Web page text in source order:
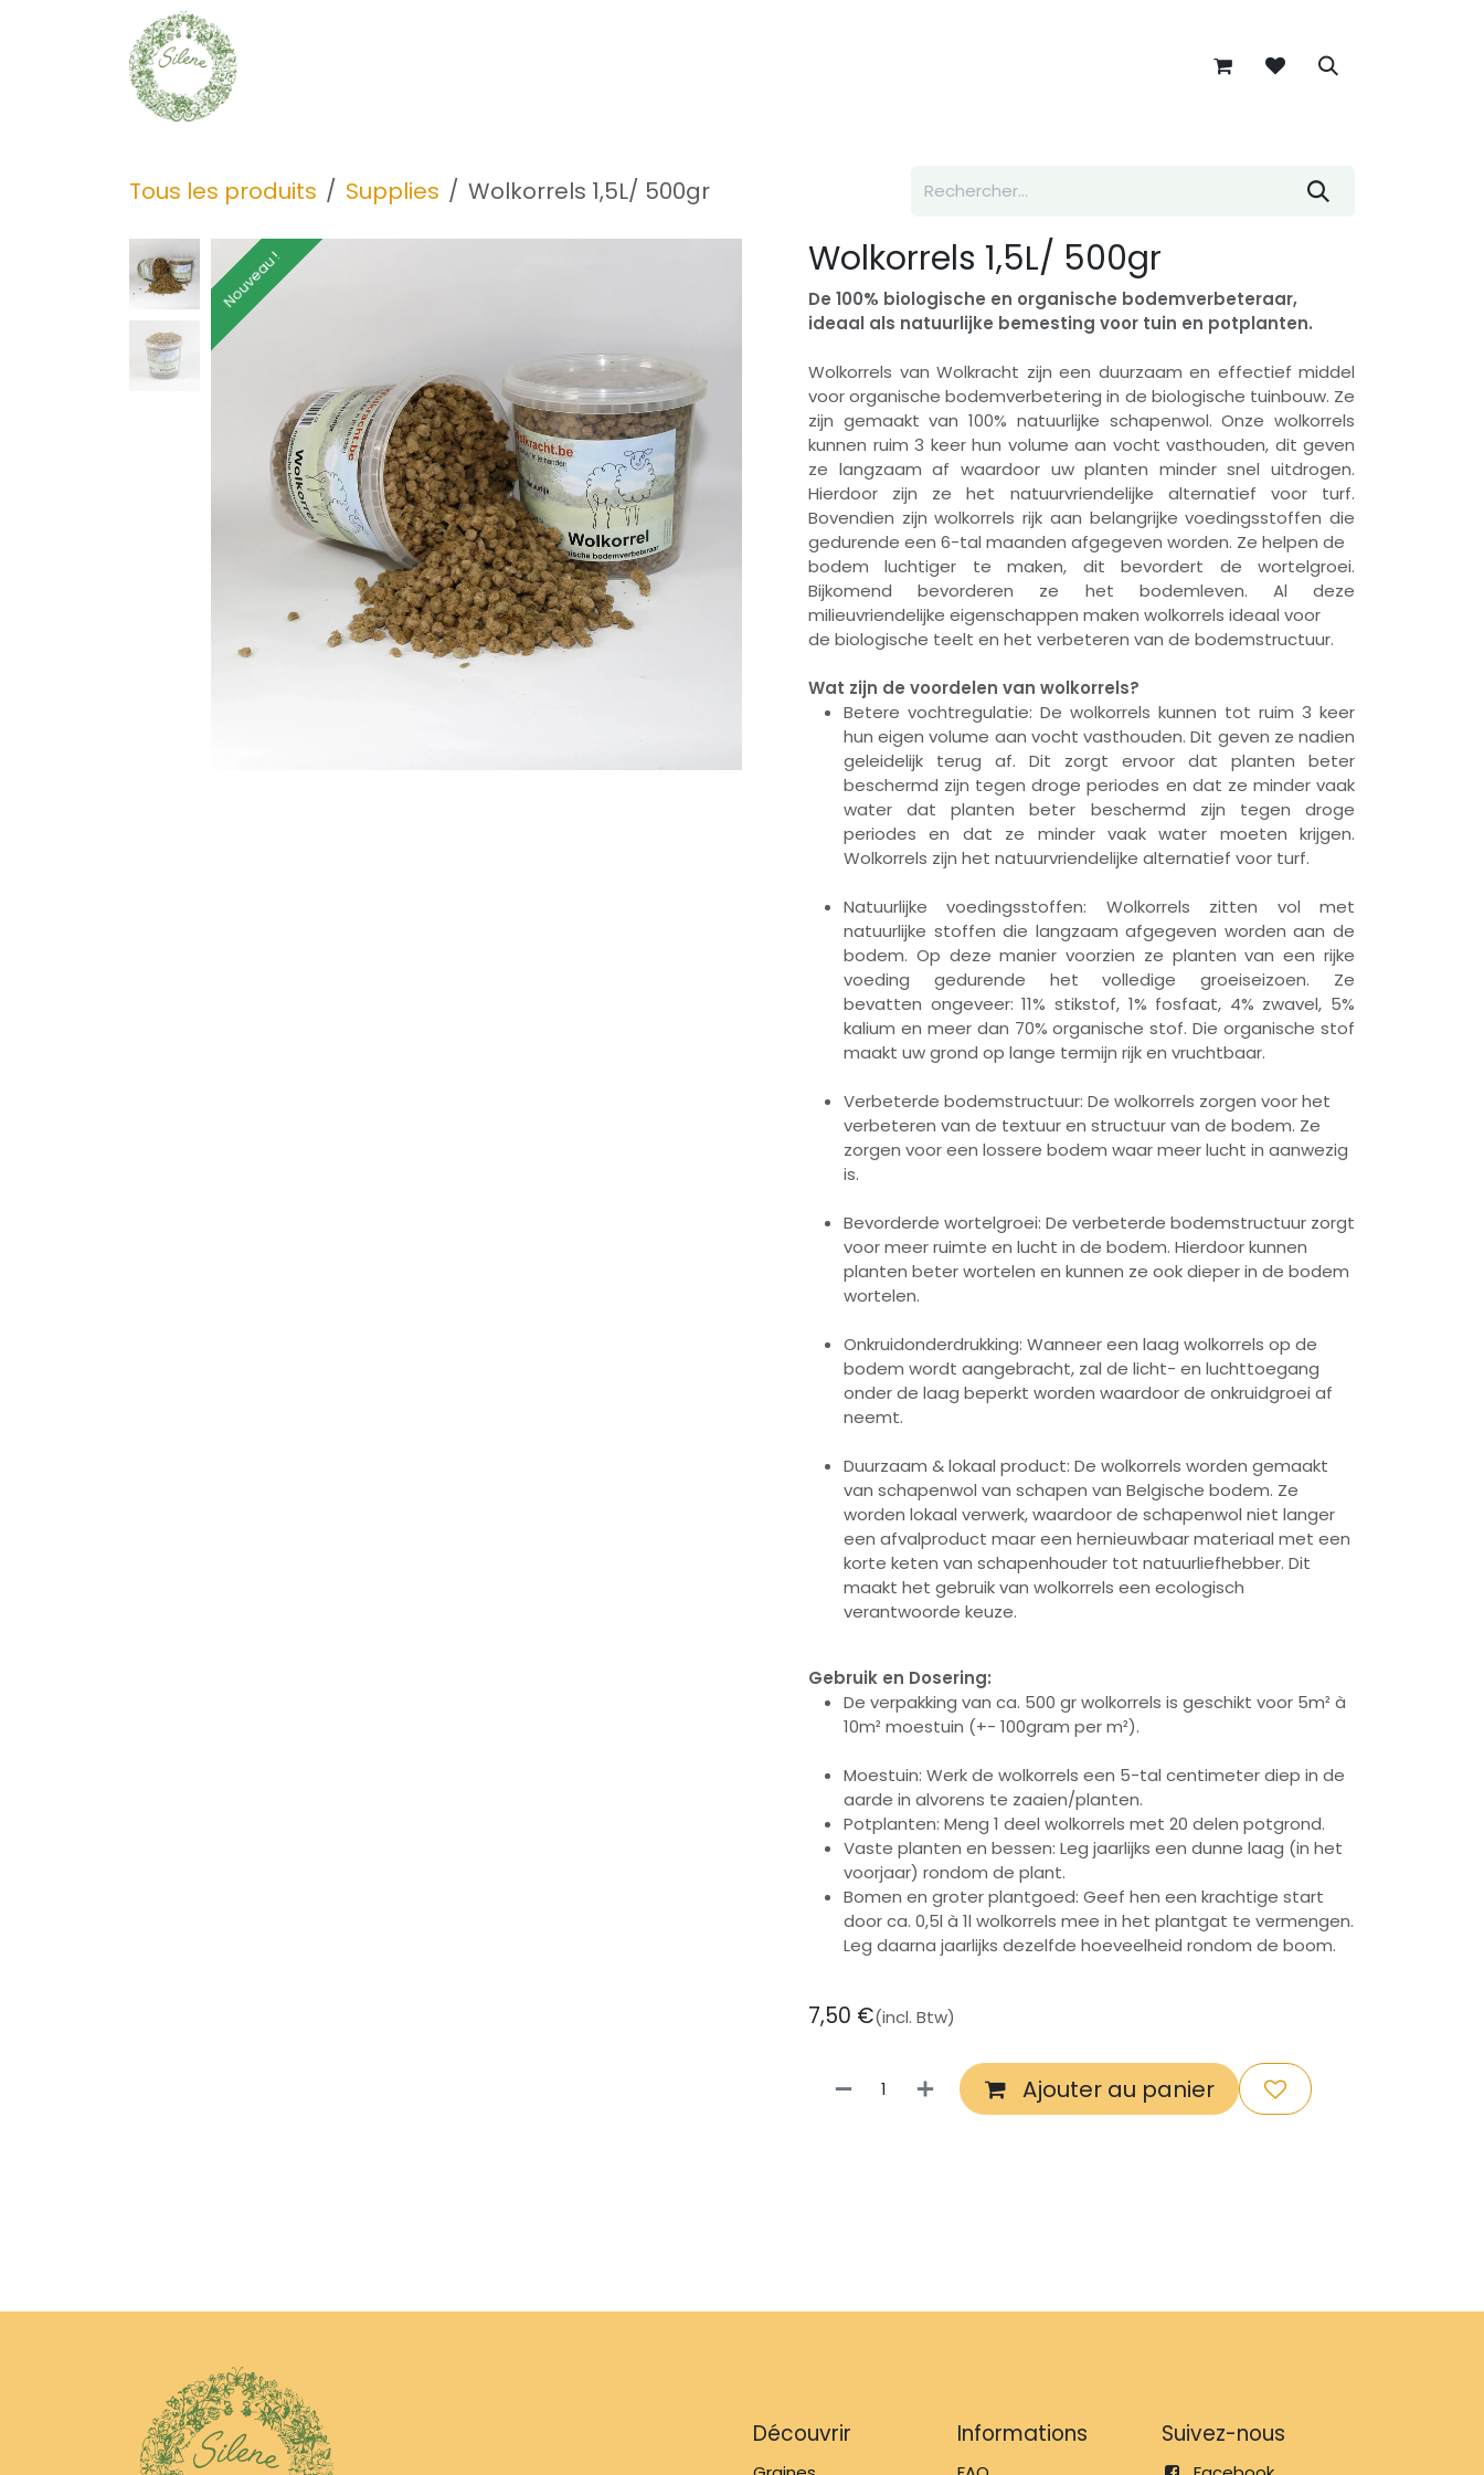
Se rendre au contenu
Tous les produits Supplies Wolkorrels 1,5L/ 500gr
Nouveau !
Nouveau ! Wolkorrels 1,5L/ 500gr
De 100% biologische en organische bodemverbeteraar,
ideaal als natuurlijke bemesting voor tuin en potplanten.
Wolkorrels van Wolkracht zijn een duurzaam en effectief middel
voor organische bodemverbetering in de biologische tuinbouw. Ze
zijn gemaakt van 100% natuurlijke schapenwol. Onze wolkorrels
kunnen ruim 3 keer hun volume aan vocht vasthouden, dit geven
ze langzaam af waardoor uw planten minder snel uitdrogen.
Hierdoor zijn ze het natuurvriendelijke alternatief voor turf.
Bovendien zijn wolkorrels rijk aan belangrijke voedingsstoffen die
gedurende een 6-tal maanden afgegeven worden. Ze helpen de
bodem luchtiger te maken, dit bevordert de wortelgroei.
Bijkomend bevorderen ze het bodemleven. Al deze
milieuvriendelijke eigenschappen maken wolkorrels ideaal voor
de biologische teelt en het verbeteren van de bodemstructuur.
Wat zijn de voordelen van wolkorrels?
Betere vochtregulatie: De wolkorrels kunnen tot ruim 3 keer
hun eigen volume aan vocht vasthouden. Dit geven ze nadien
geleidelijk terug af. Dit zorgt ervoor dat planten beter
beschermd zijn tegen droge periodes en dat ze minder vaak
water dat planten beter beschermd zijn tegen droge
periodes en dat ze minder vaak water moeten krijgen.
Wolkorrels zijn het natuurvriendelijke alternatief voor turf.
Natuurlijke voedingsstoffen: Wolkorrels zitten vol met
natuurlijke stoffen die langzaam afgegeven worden aan de
bodem. Op deze manier voorzien ze planten van een rijke
voeding gedurende het volledige groeiseizoen. Ze
bevatten ongeveer: 11% stikstof, 1% fosfaat, 4% zwavel, 5%
kalium en meer dan 70% organische stof. Die organische stof
maakt uw grond op lange termijn rijk en vruchtbaar.
Verbeterde bodemstructuur: De wolkorrels zorgen voor het
verbeteren van de textuur en structuur van de bodem. Ze
zorgen voor een lossere bodem waar meer lucht in aanwezig
is.
Bevorderde wortelgroei: De verbeterde bodemstructuur zorgt
voor meer ruimte en lucht in de bodem. Hierdoor kunnen
planten beter wortelen en kunnen ze ook dieper in de bodem
wortelen.
Onkruidonderdrukking: Wanneer een laag wolkorrels op de
bodem wordt aangebracht, zal de licht- en luchttoegang
onder de laag beperkt worden waardoor de onkruidgroei af
neemt.
Duurzaam & lokaal product: De wolkorrels worden gemaakt
van schapenwol van schapen van Belgische bodem. Ze
worden lokaal verwerk, waardoor de schapenwol niet langer
een afvalproduct maar een hernieuwbaar materiaal met een
korte keten van schapenhouder tot natuurliefhebber. Dit
maakt het gebruik van wolkorrels een ecologisch
verantwoorde keuze.
Gebruik en Dosering:
De verpakking van ca. 500 gr wolkorrels is geschikt voor 5m² à
10m² moestuin (+- 100gram per m²).
Moestuin: Werk de wolkorrels een 5-tal centimeter diep in de
aarde in alvorens te zaaien/planten.
Potplanten: Meng 1 deel wolkorrels met 20 delen potgrond.
Vaste planten en bessen: Leg jaarlijks een dunne laag (in het
voorjaar) rondom de plant.
Bomen en groter plantgoed: Geef hen een krachtige start
door ca. 0,5l à 1l wolkorrels mee in het plantgat te vermengen.
Leg daarna jaarlijks dezelfde hoeveelheid rondom de boom.
7,50 €(incl. Btw)
Ajouter au panier
Découvrir Informations Suivez-nous